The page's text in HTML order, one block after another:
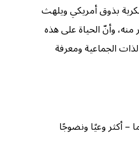
بذوق أمريكي ويلهث
وأنّ الحياة على هذه
الجماعية ومعرفة
– أكثر وعيًا ونضوجًا